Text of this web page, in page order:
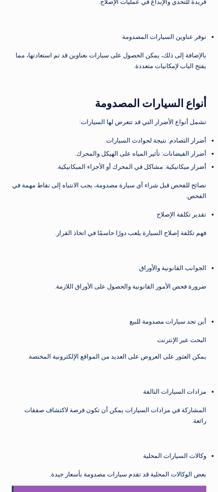
توفر عناوين السيارات المصدومة
بالإضافة إلى ذلك، يمكن الحصول على سيارات بعناوين قد تم استعادتها، مما
يفتح الباب لإمكانيات متعددة.
أنواع السيارات المصدومة
تشمل أنواع الأضرار التي قد تتعرض لها السيارات:
أضرار التصادم: نتيجة لحوادث السيارات.
أضرار الفيضانات: تأثير المياه على الهيكل والمحرك.
أضرار ميكانيكية: مشاكل في المحرك أو الأجزاء الميكانيكية.
نصائح للفحص قبل شراء أي سيارة مصدومة، يجب الانتباه إلى نقاط مهمة في
الفحص.
تقدير تكلفة الإصلاح
فهم تكلفة إصلاح السيارة يلعب دورًا حاسمًا في اتخاذ القرار.
الجوانب القانونية والأوراق
ضرورة فحص الأمور القانونية والحصول على الأوراق اللازمة.
أين تجد سيارات مصدومة للبيع
البحث عبر الإنترنت
يمكن العثور على العروض على العديد من المواقع الإلكترونية المختصة.
مزادات السيارات التالفة
المشاركة في مزادات السيارات يمكن أن تكون فرصة لاكتشاف صفقات
رائعة.
وكالات السيارات المحلية
بعض الوكالات المحلية قد تقدم سيارات مصدومة بأسعار جيدة.